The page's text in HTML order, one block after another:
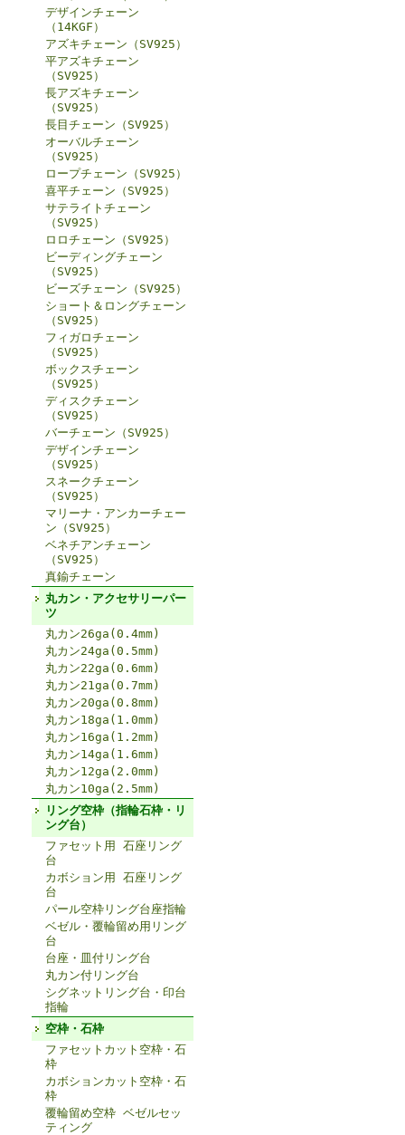
デザインチェーン
（14KGF）
アズキチェーン（SV925）
平アズキチェーン
（SV925）
長アズキチェーン
（SV925）
長目チェーン（SV925）
オーバルチェーン
（SV925）
ロープチェーン（SV925）
喜平チェーン（SV925）
サテライトチェーン
（SV925）
ロロチェーン（SV925）
ビーディングチェーン
（SV925）
ビーズチェーン（SV925）
ショート＆ロングチェーン
（SV925）
フィガロチェーン
（SV925）
ボックスチェーン
（SV925）
ディスクチェーン
（SV925）
バーチェーン（SV925）
デザインチェーン
（SV925）
スネークチェーン
（SV925）
マリーナ・アンカーチェー
ン（SV925）
ベネチアンチェーン
（SV925）
真鍮チェーン
丸カン・アクセサリーパー
ツ
丸カン26ga(0.4mm)
丸カン24ga(0.5mm)
丸カン22ga(0.6mm)
丸カン21ga(0.7mm)
丸カン20ga(0.8mm)
丸カン18ga(1.0mm)
丸カン16ga(1.2mm)
丸カン14ga(1.6mm)
丸カン12ga(2.0mm)
丸カン10ga(2.5mm)
リング空枠（指輪石枠・リ
ング台）
ファセット用 石座リング
台
カボション用 石座リング
台
パール空枠リング台座指輪
ベゼル・覆輪留め用リング
台
台座・皿付リング台
丸カン付リング台
シグネットリング台・印台
指輪
空枠・石枠
ファセットカット空枠・石
枠
カボションカット空枠・石
枠
覆輪留め空枠 ベゼルセッ
ティング